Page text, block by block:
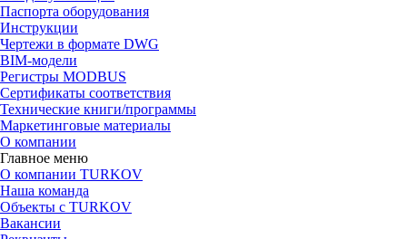
Паспорта оборудования
Инструкции
Чертежи в формате DWG
BIM-модели
Регистры MODBUS
Сертификаты соответствия
Технические книги/программы
Маркетинговые материалы
О компании
Главное меню
О компании TURKOV
Наша команда
Объекты с TURKOV
Вакансии